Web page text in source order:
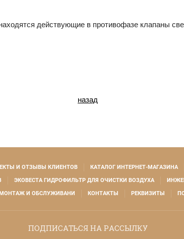
действующие в противофазе клапаны
назад
И ОТЗЫВЫ КЛИЕНТОВ КАТАЛОГ ИНТЕРНЕТ-МАГАЗИНА
ЭКОВЕСТА ГИДРОФИЛЬТР ДЛЯ ОЧИСТКИ ВОЗДУХА
И ОБСЛУЖИВАНИ
КОНТАКТЫ РЕКВИЗИТЫ
ПОДПИСАТЬСЯ НА РАССЫЛКУ